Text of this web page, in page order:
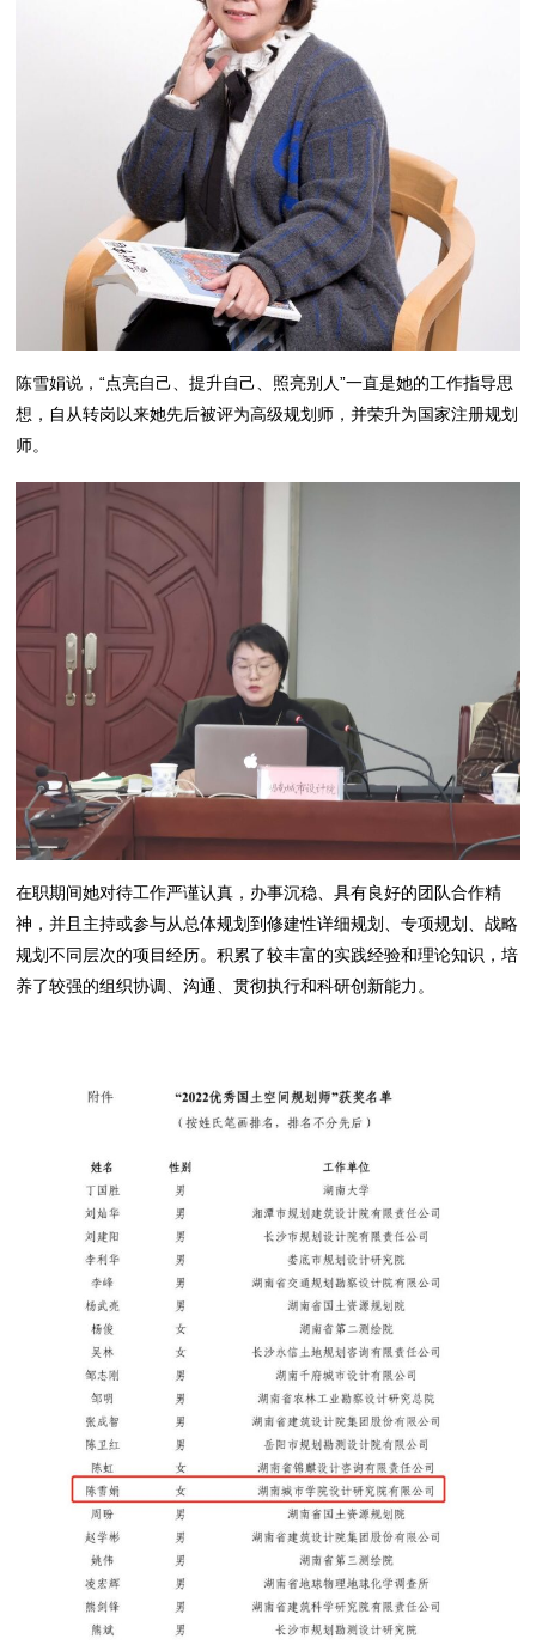
陈雪娟说，“点亮自己、提升自己、照亮别人”一直是她的工作指导思
想，自从转岗以来她先后被评为高级规划师，并荣升为国家注册规划
师。
在职期间她对待工作严谨认真，办事沉稳、具有良好的团队合作精
神，并且主持或参与从总体规划到修建性详细规划、专项规划、战略
规划不同层次的项目经历。积累了较丰富的实践经验和理论知识，培
养了较强的组织协调、沟通、贯彻执行和科研创新能力。